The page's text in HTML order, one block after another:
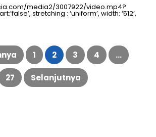
media2/3007922/video.mp4?
stretching : ‘uniform’, width: ‘512’,
1 2 3 4 …
27 Selanjutnya